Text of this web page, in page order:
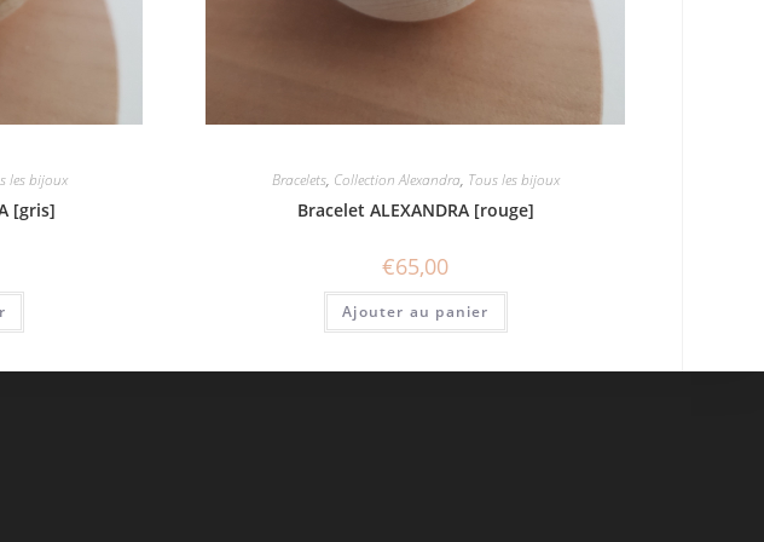
les bijoux
[gris]
Bracelets, Collection Alexandra, Tous les bijoux
Bracelet ALEXANDRA [rouge]
€65,00
Ajouter au panier